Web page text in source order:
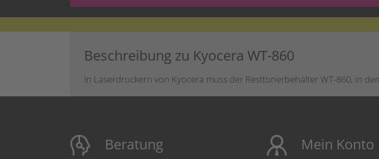
Beschreibung zu Kyocera WT-860
In Laserdruckern von Kyocera muss der Resttonerbehälter WT-860, in
Beratung Mein Konto